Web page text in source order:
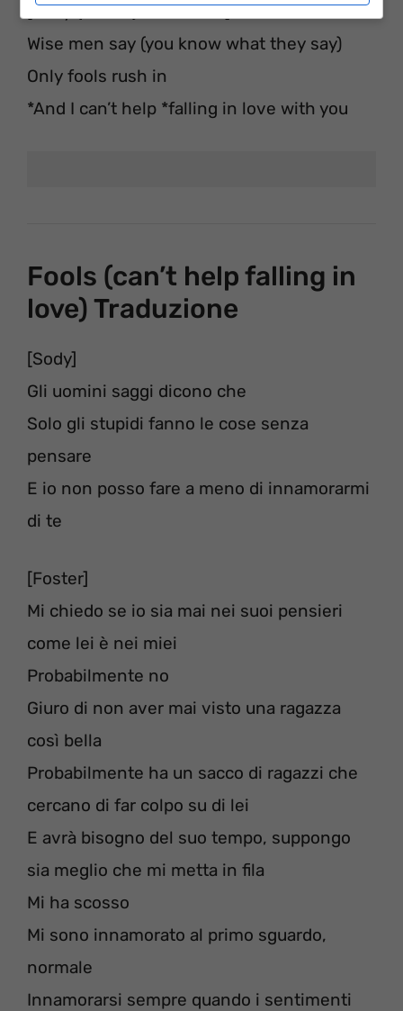
[Sody (Foster), *Insieme*]
Wise men say (you know what they say)
Only fools rush in
*And I can’t help *falling in love with you
Fools (can’t help falling in
love) Traduzione
[Sody]
Gli uomini saggi dicono che
Solo gli stupidi fanno le cose senza
pensare
E io non posso fare a meno di innamorarmi
di te
[Foster]
Mi chiedo se io sia mai nei suoi pensieri
come lei è nei miei
Probabilmente no
Giuro di non aver mai visto una ragazza
così bella
Probabilmente ha un sacco di ragazzi che
cercano di far colpo su di lei
E avrà bisogno del ​​suo tempo, suppongo
sia meglio che mi metta in fila
Mi ha scosso
Mi sono innamorato al primo sguardo,
normale
Innamorarsi sempre quando i sentimenti